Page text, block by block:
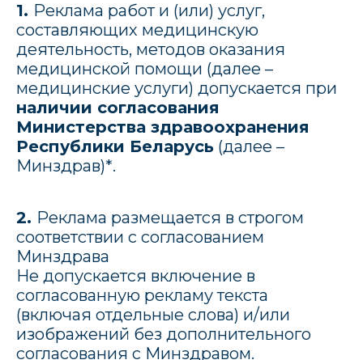
1. Реклама работ и (или) услуг,
составляющих медицинскую
деятельность, методов оказания
медицинской помощи (далее –
медицинские услуги) допускается при
наличии согласования
Министерства здравоохранения
Республики Беларусь (далее –
Минздрав)*.
2. Реклама размещается в строгом
соответствии с согласованием
Минздрава
Не допускается включение в
согласованную рекламу текста
(включая отдельные слова) и/или
изображений без дополнительного
согласования с Минздравом.